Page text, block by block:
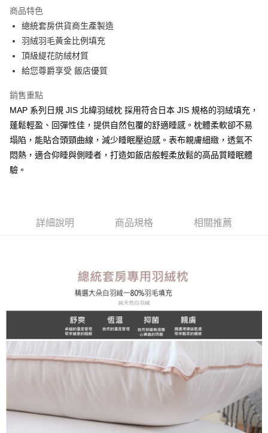
合作金庫商業銀行
華南商業銀行
上海商業儲蓄銀行
國泰世華商業銀行
臺灣中小企業銀行
聯邦商業銀行
元大商業銀行
永豐商業銀行
台新國際商業銀行
中國信託商業銀行
台灣樂天信用卡公司
LINE Pay
Apple Pay
街口支付
Google Pay
全盈+PAY
大哥付你分期
相關說明
成交易。
1.分期款項不併入電信帳單，「大哥付你分期」於每月結算日後寄送繳費提
2.透過簡訊連結打開帳單後，可選擇「超商條碼／台灣大直營門市／銀行轉
帳／街口支付／iPASS MONEY」等通路繳費。
【注意事項】
1.本服務係由「台灣大哥大股份有限公司」（以下簡稱本公司）所提供，讓
用戶於交易時，得透過本服務購買商品或服務，並由商店將買賣／分期付款
買賣價金債權讓與本公司後，依約使用本公司帳單繳交帳款。
2.基於同意付款使用「大哥付你分期」之契約關係目的，商店將以您的個人
資料（包含姓名、電話或地址）提供予台灣大哥大進項蒐集、處理及利用，
由本公司與您本人進行分期帳單所需資料之確認、核對及更正。
3.完整用戶服務條款，請詳閱以下連結：
https://oppay.tw/userRule
【關於「AFTEE先享後付」】
AFTEE先享後付是「在收到商品之後才付款」的支付方式。 讓您購物簡單
３．安心：先確認商品／服務後，再付款。
【「AFTEE先享後付」結帳流程】
１．於結帳方式選擇「AFTEE先享後付」後，將跳轉至「AFTEE先享後付」
結帳頁面，進行簡訊認證並確認金額後，即可完成結帳。
２．訂單成立數日內，您將收到繳費通知簡訊。
３．收到繳費通知簡訊後14天內，點擊此簡訊中的連結，可透過四大超商／
※ 請注意：結帳手續完成當下不需立刻繳費，但若您需要取消訂單，請聯絡
購買商品的店家。未經商家同意取消之訂單仍視為有效，需透過AFTEE先享
※ 交易是否成功請以「AFTEE先享後付 」之結帳頁面顯示為準，若有關於
是否繳費成功／繳費後需取消欲退款等相關疑問，請聯繫「AFTEE先享後付
客戶支援中心」
https://netprotections.freshdesk.com/support/home
ATM付款
每筆NT$150，滿NT$990(含以上)免運費
商品特色
總統套房供貨商生產製造
羽絨羽毛黃金比例填充
頂級緹花防絨材質
給您尊爵享受 飯店優質
銷售重點
MAP 系列日規 JIS 北緯羽絨枕 採用符合日本 JIS 規格的羽絨填充，
蓬鬆輕盈、回彈性佳，提供自然包覆的舒適睡感。枕體柔軟卻不易
塌陷，能貼合頭頸曲線，減少睡眠壓迫感。表布親膚細緻，透氣不
悶熱，適合仰睡與側睡者，打造如飯店般輕柔放鬆的高品質睡眠體
驗。
詳細說明 商品規格 相關推薦